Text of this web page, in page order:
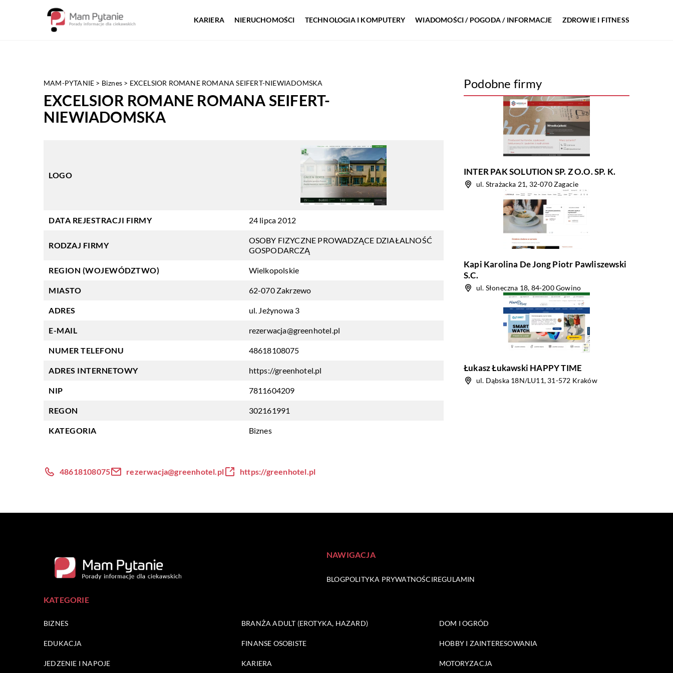
KARIERA NIERUCHOMOŚCI TECHNOLOGIA I KOMPUTERY WIADOMOŚCI / POGODA / INFORMACJE ZDROWIE I FITNESS
MAM-PYTANIE > Biznes > EXCELSIOR ROMANE ROMANA SEIFERT-NIEWIADOMSKA
EXCELSIOR ROMANE ROMANA SEIFERT-
NIEWIADOMSKA
LOGO
DATA REJESTRACJI FIRMY 24 lipca 2012
RODZAJ FIRMY
OSOBY FIZYCZNE PROWADZĄCE DZIAŁALNOŚĆ
GOSPODARCZĄ
REGION (WOJEWÓDZTWO) Wielkopolskie
MIASTO 62-070 Zakrzewo
ADRES ul. Jeżynowa 3
E-MAIL rezerwacja@greenhotel.pl
NUMER TELEFONU 48618108075
ADRES INTERNETOWY https://greenhotel.pl
NIP 7811604209
REGON 302161991
KATEGORIA Biznes
Podobne firmy
INTER PAK SOLUTION SP. Z O.O. SP. K.
ul. Strażacka 21, 32-070 Zagacie
Kapi Karolina De Jong Piotr Pawliszewski
S.C.
ul. Słoneczna 18, 84-200 Gowino
Łukasz Łukawski HAPPY TIME
ul. Dąbska 18N/LU11, 31-572 Kraków
48618108075 rezerwacja@greenhotel.pl https://greenhotel.pl
NAWIGACJA
BLOGPOLITYKA PRYWATNOŚCIREGULAMIN
KATEGORIE
BIZNES BRANŻA ADULT (EROTYKA, HAZARD) DOM I OGRÓD
EDUKACJA FINANSE OSOBISTE HOBBY I ZAINTERESOWANIA
JEDZENIE I NAPOJE KARIERA MOTORYZACJA